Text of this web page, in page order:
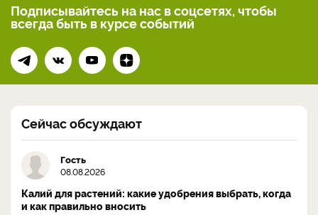
Подписывайтесь на нас в соцсетях, чтобы
всегдабыть в курсе событий
Сейчас обсуждают
Гость
08.08.2026
Калий для растений: какие удобрения выбрать, когда
и как правильно вносить